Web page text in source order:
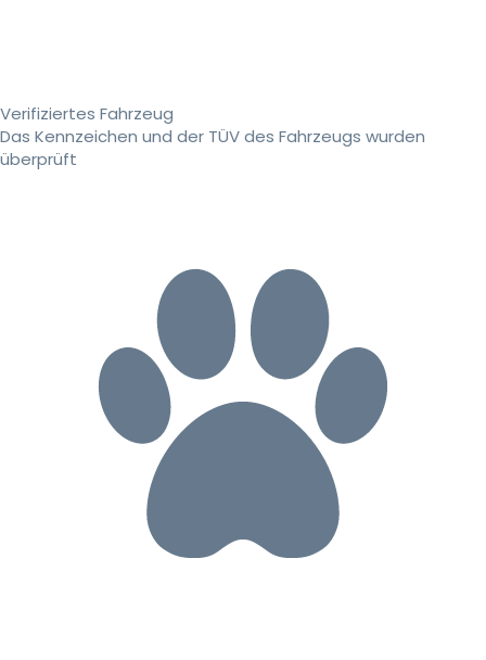
Verifiziertes Fahrzeug
Das Kennzeichen und der TÜV des Fahrzeugs wurden
überprüft